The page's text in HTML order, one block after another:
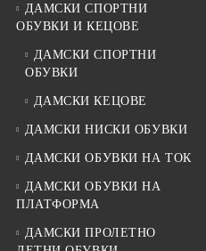
ДАМСКИ СПОРТНИ
ОБУВКИ И КЕЦОВЕ
ДАМСКИ СПОРТНИ
ОБУВКИ
ДАМСКИ КЕЦОВЕ
ДАМСКИ НИСКИ ОБУВКИ
ДАМСКИ ОБУВКИ НА ТОК
ДАМСКИ ОБУВКИ НА
ПЛАТФОРМА
ДАМСКИ ПРОЛЕТНО